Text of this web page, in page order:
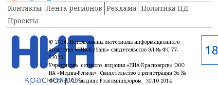
Контакты Лента регионов Реклама Политика ПД
Проекты
© 2014, Использованы материалы информационного
агентства «НИА-Кубань» свидетельство ЭЛ № ФС 77-
52023
Учредитель сетевого издания «НИА-Красноярск» ООО
ИА «Медиа-Регион» Свидетельство о регистрации Эл №
ФС77-59710 выдано Роскомнадзором 30.10.2014